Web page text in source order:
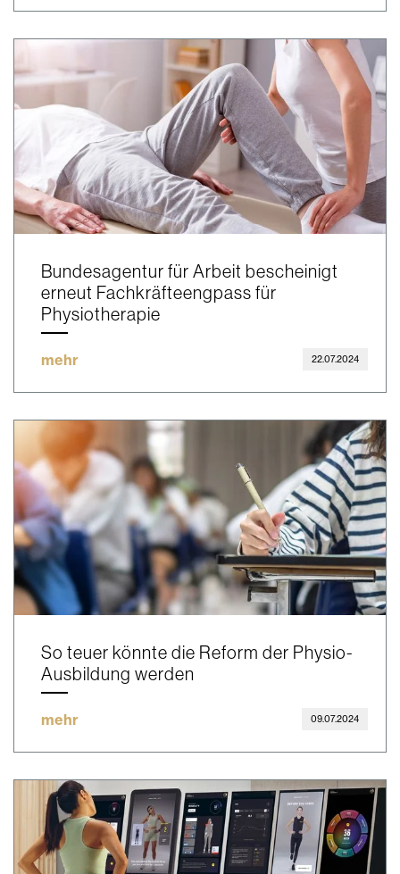
Bundesagentur für Arbeit bescheinigt
erneut Fachkräfteengpass für
Physiotherapie
mehr 22.07.2024
So teuer könnte die Reform der Physio-
Ausbildung werden
mehr 09.07.2024